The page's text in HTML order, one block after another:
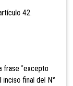
42.
frase "excepto
final del N°